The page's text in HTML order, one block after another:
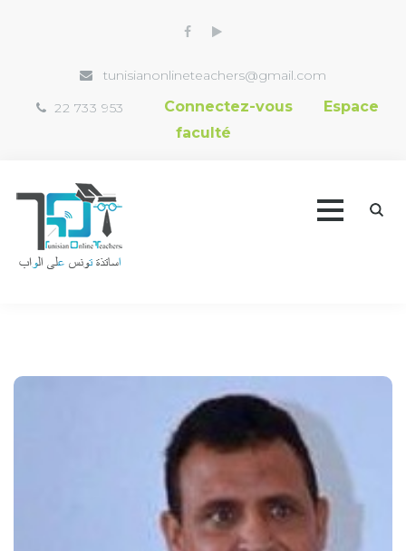
tunisianonlineteachers@gmail.com
22 733 953
Connectez-vous
Espace
faculté